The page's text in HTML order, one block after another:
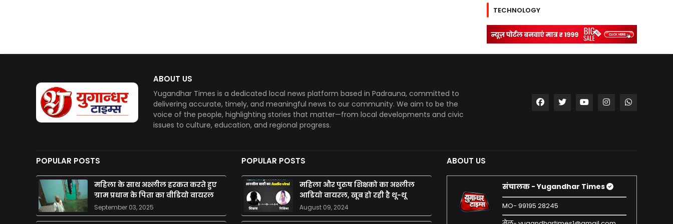
TECHNOLOGY
ABOUT US
Yugandhar Times is a dedicated local news platform based in Padrauna, committed to
delivering accurate, timely, and meaningful news to our community. We aim to be the
voice of the people, highlighting stories that matter—from local developments and civic
issues to culture, education, and regional progress.
POPULAR POSTS
महिला के साथ अश्लील हरकत करते हुए
ग्राम प्रधान के पिता का वीडियो वायरल
September 03, 2025
POPULAR POSTS
महिला और पुरुष शिक्षको का अश्लील
आडियो वायरल, खूब हो रही है थू-थू
August 09, 2024
ABOUT US
संचालक - Yugandhar Times
MO- 99195 28245